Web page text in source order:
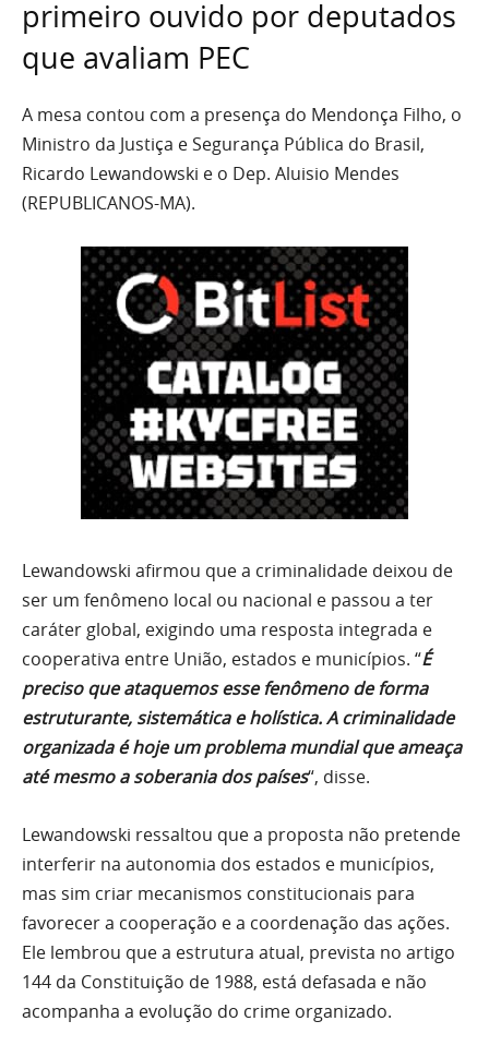
primeiro ouvido por deputados
que avaliam PEC
A mesa contou com a presença do Mendonça Filho, o
Ministro da Justiça e Segurança Pública do Brasil,
Ricardo Lewandowski e o Dep. Aluisio Mendes
(REPUBLICANOS-MA).
Lewandowski afirmou que a criminalidade deixou de
ser um fenômeno local ou nacional e passou a ter
caráter global, exigindo uma resposta integrada e
cooperativa entre União, estados e municípios. “É
preciso que ataquemos esse fenômeno de forma
estruturante, sistemática e holística. A criminalidade
organizada é hoje um problema mundial que ameaça
até mesmo a soberania dos países“, disse.
Lewandowski ressaltou que a proposta não pretende
interferir na autonomia dos estados e municípios,
mas sim criar mecanismos constitucionais para
favorecer a cooperação e a coordenação das ações.
Ele lembrou que a estrutura atual, prevista no artigo
144 da Constituição de 1988, está defasada e não
acompanha a evolução do crime organizado.